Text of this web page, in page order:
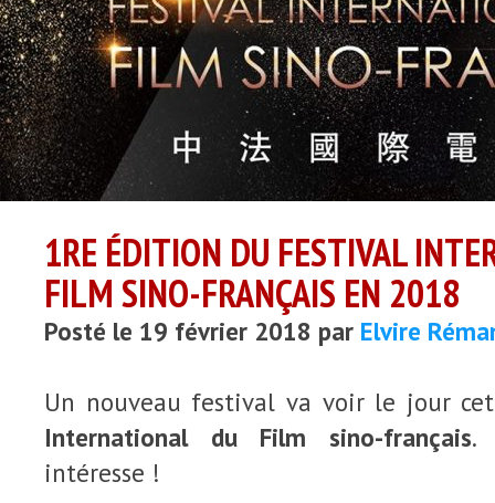
1RE ÉDITION DU FESTIVAL
FILM SINO-FRANÇAIS EN 2018
Posté le 19 février 2018 par Elvire
Un nouveau festival va voir le jour
International du Film sino-français.
intéresse !